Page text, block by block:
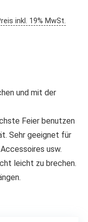
inkl. 19% MwSt.
und mit der
Feier benutzen
Sehr geeignet für
usw.
leicht zu brechen.